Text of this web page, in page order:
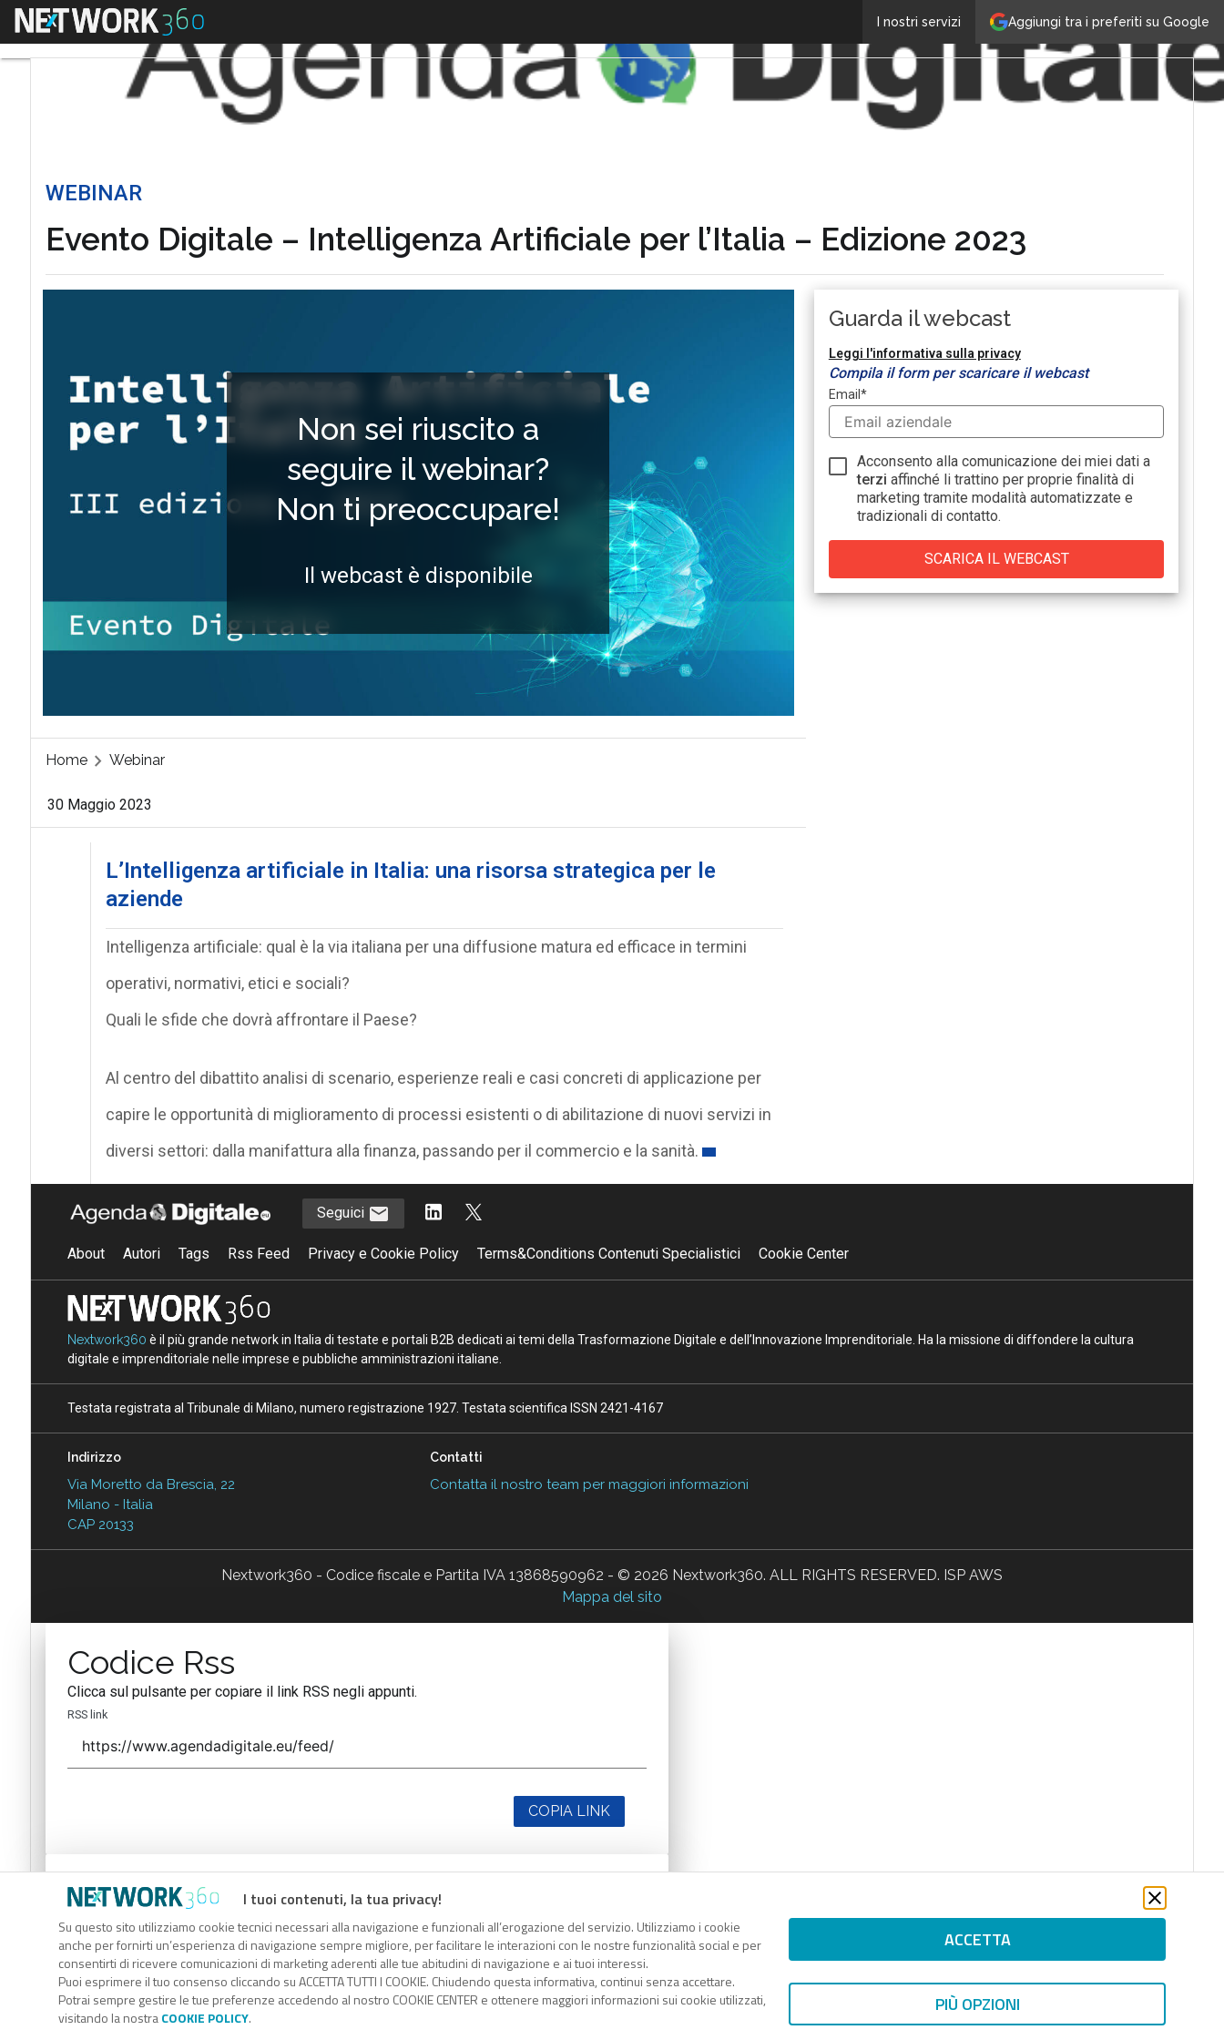
Aggiungi tra i preferiti su Google
I nostri servizi
Menu
WEBINAR
Evento Digitale – Intelligenza Artificiale per l’Italia – Edizione 2023
Non sei riuscito a
seguire il webinar?
Non ti preoccupare!
Il webcast è disponibile
Home Webinar
30 Maggio 2023
L’Intelligenza artificiale in Italia: una risorsa strategica per le
aziende
Intelligenza artificiale: qual è la via italiana per una diffusione matura ed efficace in termini
operativi, normativi, etici e sociali?
Quali le sfide che dovrà affrontare il Paese?
Al centro del dibattito analisi di scenario, esperienze reali e casi concreti di applicazione per
capire le opportunità di miglioramento di processi esistenti o di abilitazione di nuovi servizi in
diversi settori: dalla manifattura alla finanza, passando per il commercio e la sanità.
Guarda il webcast
Leggi l'informativa sulla privacy
Compila il form per scaricare il webcast
Email *
Acconsento alla comunicazione dei miei dati a
terzi affinché li trattino per proprie finalità di
marketing tramite modalità automatizzate e
tradizionali di contatto.
I tuoi contenuti, la tua privacy!
Su questo sito utilizziamo cookie tecnici necessari alla navigazione e funzionali all’erogazione del servizio. Utilizziamo i cookie
anche per fornirti un’esperienza di navigazione sempre migliore, per facilitare le interazioni con le nostre funzionalità social e per
consentirti di ricevere comunicazioni di marketing aderenti alle tue abitudini di navigazione e ai tuoi interessi.
Puoi esprimere il tuo consenso cliccando su ACCETTA TUTTI I COOKIE. Chiudendo questa informativa, continui senza accettare.
Potrai sempre gestire le tue preferenze accedendo al nostro COOKIE CENTER e ottenere maggiori informazioni sui cookie utilizzati,
visitando la nostraCOOKIE POLICY.
ACCETTA
PIÙ OPZIONI
Seguici
About Autori Tags Rss Feed Privacy e Cookie Policy Terms&Conditions Contenuti Specialistici Cookie Center
Nextwork360 è il più grande network in Italia di testate e portali B2B dedicati ai temi della Trasformazione Digitale e dell’Innovazione Imprenditoriale. Ha la missione di diffondere la cultura
digitale e imprenditoriale nelle imprese e pubbliche amministrazioni italiane.
Testata registrata al Tribunale di Milano, numero registrazione 1927. Testata scientifica ISSN 2421-4167
Indirizzo
Via Moretto da Brescia, 22
Milano - Italia
CAP 20133
Contatti
Contatta il nostro team per maggiori informazioni
Nextwork360 - Codice fiscale e Partita IVA 13868590962 - © 2026 Nextwork360. ALL RIGHTS RESERVED. ISP AWS
Mappa del sito
Codice Rss
Clicca sul pulsante per copiare il link RSS negli appunti.
RSS link
COPIA LINK
Codice Rss
Clicca sul pulsante per copiare il link RSS negli appunti.
RSS link